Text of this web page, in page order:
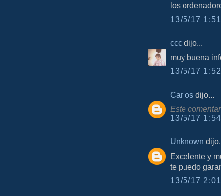
los
13/5/17
ccc dijo...
muy buena
13/5/17
Carlos dijo...
Este
13/5/17
Unknown
Excelente y
te puedo
13/5/17